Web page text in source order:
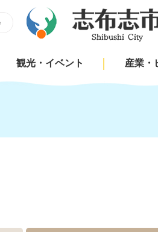
観光・イベント 産業・